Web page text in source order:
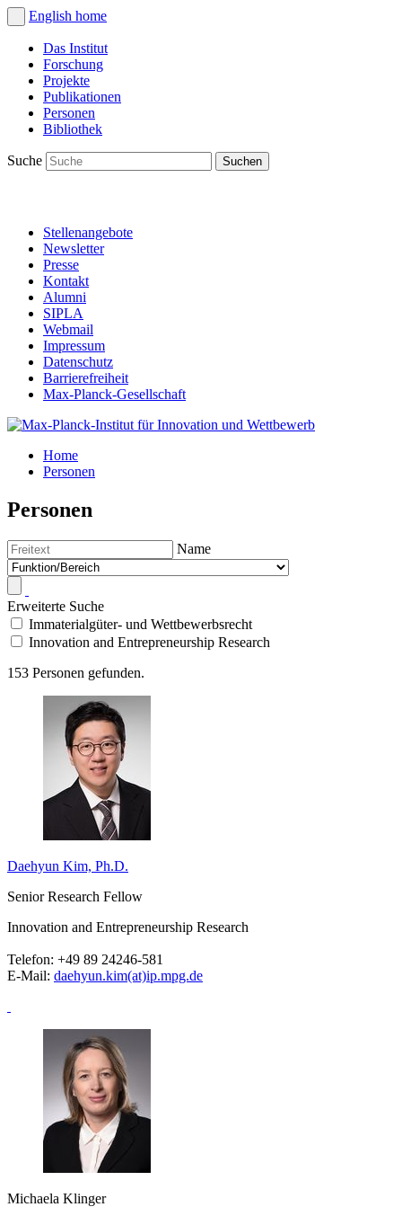
English home
Das Institut
Forschung
Projekte
Publikationen
Personen
Bibliothek
Suche
Stellenangebote
Newsletter
Presse
Kontakt
Alumni
SIPLA
Webmail
Impressum
Datenschutz
Barrierefreiheit
Max-Planck-Gesellschaft
Home
Personen
Personen
Name
Erweiterte Suche
Immaterialgüter- und Wettbewerbsrecht
Innovation and Entrepreneurship Research
153 Personen gefunden.
Daehyun Kim, Ph.D.
Senior Research Fellow
Innovation and Entrepreneurship Research
Telefon: +49 89 24246-581
E-Mail: daehyun.kim(at)ip.mpg.de
Michaela Klinger